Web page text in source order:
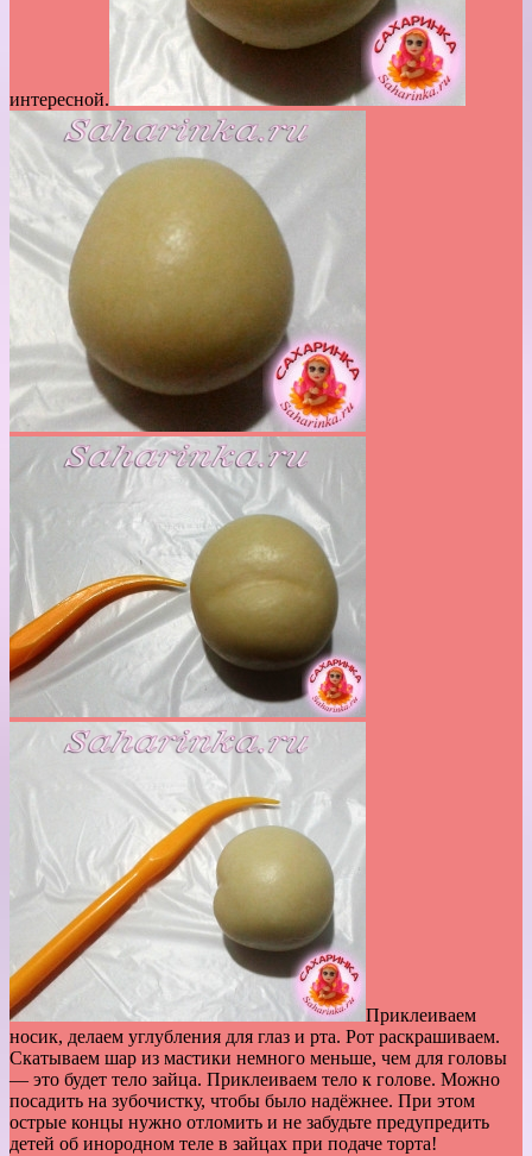
интересной.
Приклеиваем
носик, делаем углубления для глаз и рта. Рот раскрашиваем.
Скатываем шар из мастики немного меньше, чем для головы
— это будет тело зайца. Приклеиваем тело к голове. Можно
посадить на зубочистку, чтобы было надёжнее. При этом
острые концы нужно отломить и не забудьте предупредить
детей об инородном теле в зайцах при подаче торта!